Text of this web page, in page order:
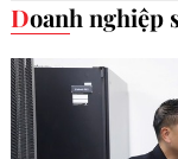
Doanh nghiệp